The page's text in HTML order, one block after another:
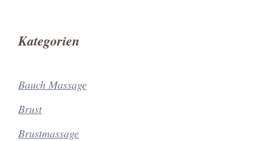
Kategorien
Bauch Massage
Brust
Brustmassage